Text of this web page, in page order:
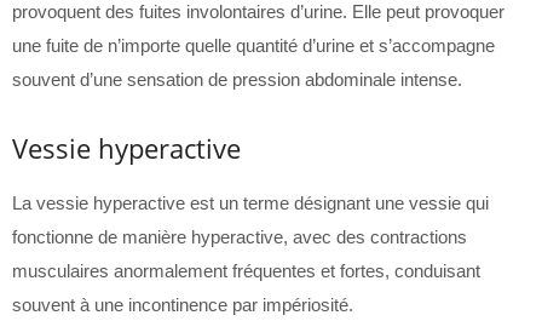
provoquent des fuites involontaires d’urine. Elle peut provoquer
une fuite de n’importe quelle quantité d’urine et s’accompagne
souvent d’une sensation de pression abdominale intense.
Vessie hyperactive
La vessie hyperactive est un terme désignant une vessie qui
fonctionne de manière hyperactive, avec des contractions
musculaires anormalement fréquentes et fortes, conduisant
souvent à une incontinence par impériosité.